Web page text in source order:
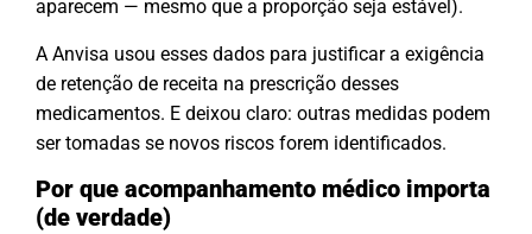
aparecem — mesmo que a proporção seja estável).
A Anvisa usou esses dados para justificar a exigência
de retenção de receita na prescrição desses
medicamentos. E deixou claro: outras medidas podem
ser tomadas se novos riscos forem identificados.
Por que acompanhamento médico importa
(de verdade)